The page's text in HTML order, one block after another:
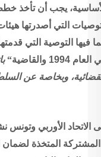
يجب أن تأخذ
التي أصدرتها
فيها التوصية التي
والقاضية
“
وبخاصة عن
الاتحاد الأوربي
المتخذة لضمان